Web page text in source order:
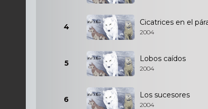
4 Cicatrices en el
2004
5 Lobos caídos
2004
6 Los sucesores
2004